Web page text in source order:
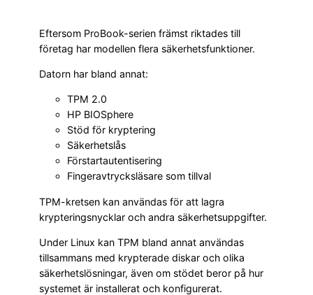
Eftersom ProBook-serien främst riktades till
företag har modellen flera säkerhetsfunktioner.
Datorn har bland annat:
TPM 2.0
HP BIOSphere
Stöd för kryptering
Säkerhetslås
Förstartautentisering
Fingeravtrycksläsare som tillval
TPM-kretsen kan användas för att lagra
krypteringsnycklar och andra säkerhetsuppgifter.
Under Linux kan TPM bland annat användas
tillsammans med krypterade diskar och olika
säkerhetslösningar, även om stödet beror på hur
systemet är installerat och konfigurerat.